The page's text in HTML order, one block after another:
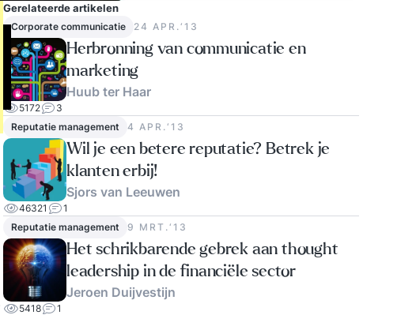
Gerelateerde artikelen
Corporate communicatie 24 APR.‘13
Herbronning van communicatie en
marketing
Huub ter Haar
5172
3
Reputatie management
4 APR.‘13
Wil je een betere reputatie? Betrek je
klanten erbij!
Sjors van Leeuwen
46321
1
Reputatie management
9 MRT.‘13
Het schrikbarende gebrek aan thought
leadership in de financiële sector
Jeroen Duijvestijn
5418 1